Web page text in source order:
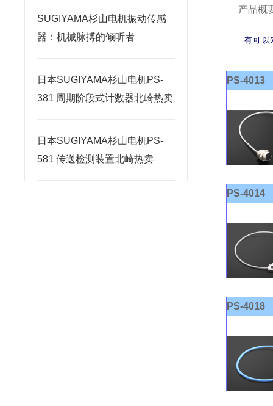
SUGIYAMA杉山电机振动传感
器：机械脉搏的倾听者
日本SUGIYAMA杉山电机PS-
381 周期阶段式计数器北崎热卖
日本SUGIYAMA杉山电机PS-
581 传送检测装置北崎热卖
产品概
有可以
PS-4013
PS-4014
PS-4018